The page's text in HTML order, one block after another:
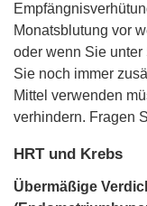
Monatsblutung vor
oder wenn Sie
Sie noch immer
Mittel verwenden
verhindern. Fragen
HRT und Krebs
Übermäßige